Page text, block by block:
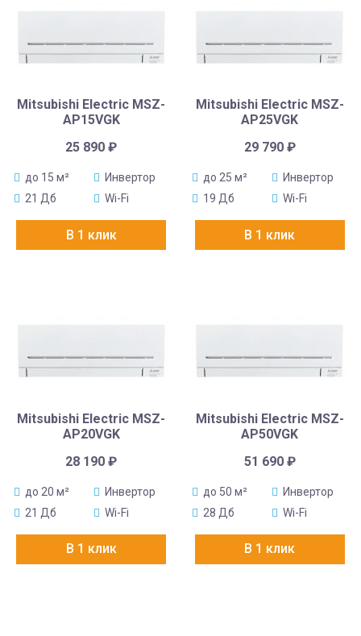
Mitsubishi Electric MSZ-
AP15VGK
25 890₽
до 15 м²
Инвертор
21 Дб
Wi-Fi
В 1 клик
Mitsubishi Electric MSZ-
AP25VGK
29 790 ₽
до 25 м²
Инвертор
19 Дб
Wi-Fi
В 1 клик
Mitsubishi Electric MSZ-
AP20VGK
28 190₽
до 20 м²
Инвертор
21 Дб
Wi-Fi
В 1 клик
Mitsubishi Electric MSZ-
AP50VGK
51 690 ₽
до 50 м²
Инвертор
28 Дб
Wi-Fi
В 1 клик